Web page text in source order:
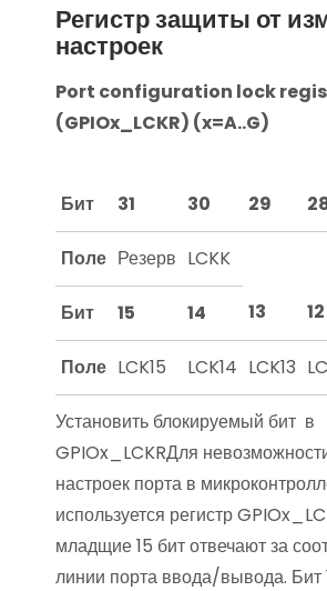
Регистр защиты от
настроек
Port configuration lock
(GPIOx_LCKR) (x=A..G)
Бит 31 30 29
Поле Резерв LCKK
Бит 15 14 13 12
Поле LCK15 LCK14 LCK13
Установить блокируемый бит в
GPIOx_LCKRДля
настроек порта в
используется регистр
младщие 15 бит отвечают за
линии порта ввода/вывода. Бит